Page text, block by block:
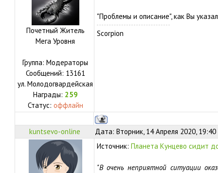
Почетный Житель
Мега Уровня
Группа: Модераторы
Сообщений: 13161
ул. Молодогвардейская
Награды: 259
Статус: оффлайн
"Проблемы и описание", как Вы
Scorpion
kuntsevo-online Дата: Вторник, 14 Апреля 2020,
Источник: Планета Кунцево сидит
"В очень неприятной ситуации